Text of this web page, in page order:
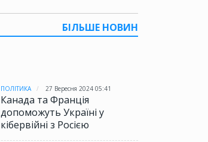
БІЛЬШЕ НОВИН
ПОЛІТИКА 27 Вересня 2024 05:41
Канада та Франція
допоможуть Україні у
кібервійні з Росією